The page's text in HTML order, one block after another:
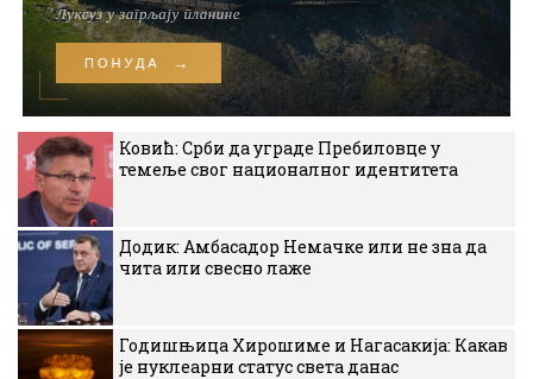
Ковић: Срби да уграде Пребиловце у
темеље свог националног идентитета
Додик: Амбасадор Немачке или не зна да
чита или свесно лаже
Годишњица Хирошиме и Нагасакија: Какав
је нуклеарни статус света данас